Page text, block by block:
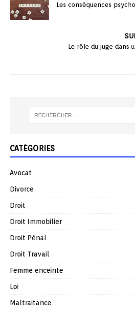
Les conséquences
Le rôle du juge dans
CATÉGORIES
Avocat
Divorce
Droit
Droit Immobilier
Droit Pénal
Droit Travail
Femme enceinte
Loi
Maltraitance